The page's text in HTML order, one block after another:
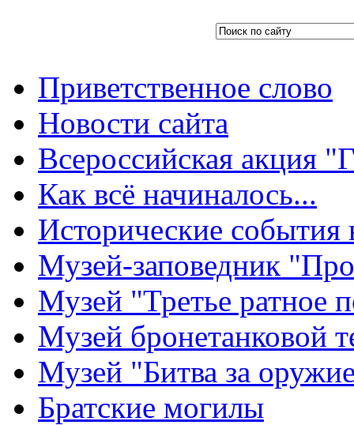
Приветственное слово
Новости сайта
Всероссийская акция
Как всё начиналось...
Исторические
Музей-заповедник
Музей "Третье ратное
Музей бронетанковой
Музей "Битва за
Братские могилы